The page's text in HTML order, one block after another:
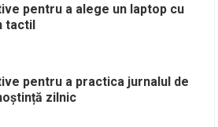
pentru a alege un laptop cu
tactil
pentru a practica jurnalul de
zilnic